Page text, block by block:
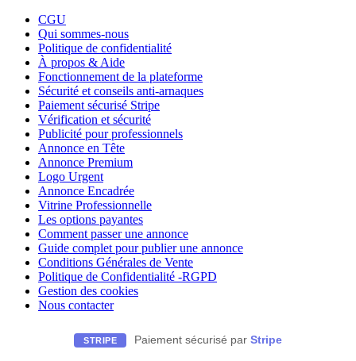
CGU
Qui sommes-nous
Politique de confidentialité
À propos & Aide
Fonctionnement de la plateforme
Sécurité et conseils anti-arnaques
Paiement sécurisé Stripe
Vérification et sécurité
Publicité pour professionnels
Annonce en Tête
Annonce Premium
Logo Urgent
Annonce Encadrée
Vitrine Professionnelle
Les options payantes
Comment passer une annonce
Guide complet pour publier une annonce
Conditions Générales de Vente
Politique de Confidentialité -RGPD
Gestion des cookies
Nous contacter
STRIPE Paiement sécurisé par Stripe